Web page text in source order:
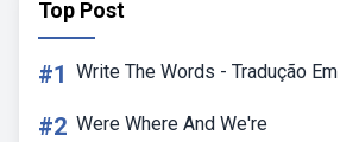
Top Post
#1 Write The Words - Tradução
#2 Were Where And We're